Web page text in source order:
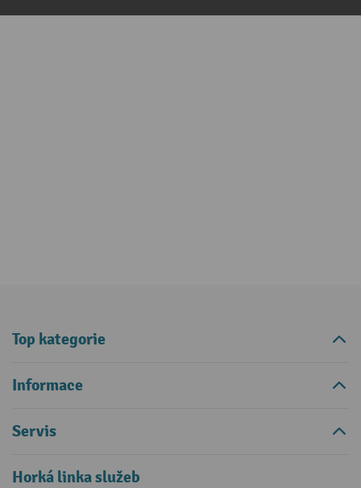
Top kategorie
Informace
Servis
Horká linka služeb